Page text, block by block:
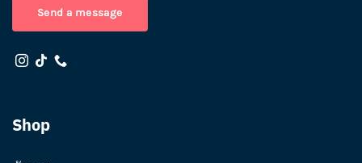
Send a message
Shop